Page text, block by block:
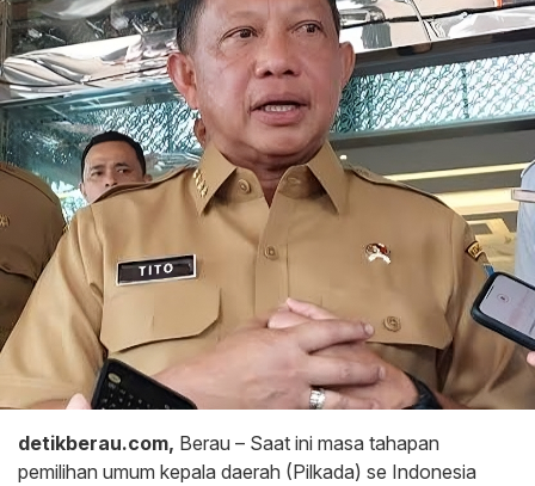
detikberau.com, Berau – Saat ini masa tahapan
pemilihan umum kepala daerah (Pilkada) se Indonesia